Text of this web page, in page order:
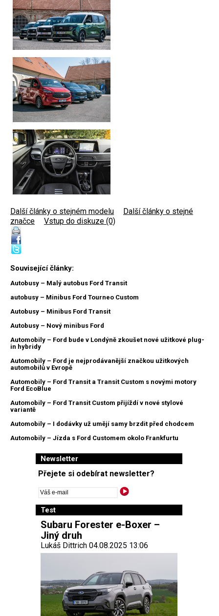
Další články o stejném modelu
Další články o stejné
značce
Vstup do diskuze (0)
Související články:
Autobusy – Malý autobus Ford Transit
autobusy – Minibus Ford Tourneo Custom
Autobusy – Minibus Ford Transit
Autobusy – Nový minibus Ford
Automobily – Ford bude v Londýně zkoušet nové užitkové plug-
in hybridy
Automobily – Ford je nejprodávanější značkou užitkových
automobilů v Evropě
Automobily – Ford Transit a Transit Custom s novými motory
Ford EcoBlue
Automobily – Ford Transit Custom přijíždí v nové stylové
variantě
Automobily – I dodávky už umějí samy brzdit před chodcem
Automobily – Jízda s Ford Customem okolo Frankfurtu
Newsletter
Přejete si odebírat newsletter?
Test
Subaru Forester e-Boxer –
Jiný druh
Lukáš Dittrich 04.08.2025 13:06